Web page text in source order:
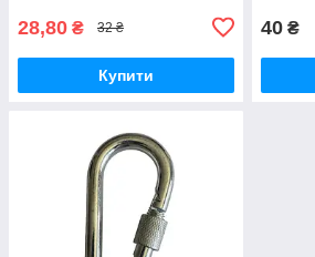
28,80 ₴ 32 ₴
Купити
40 ₴